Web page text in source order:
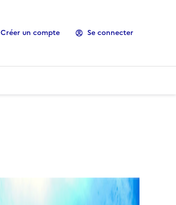
Créer un compte Se connecter